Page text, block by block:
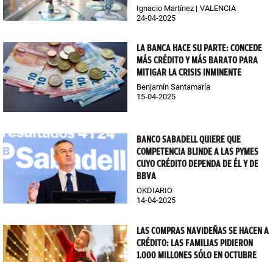
Ignacio Martínez
VALENCIA
24-04-2025
LA BANCA HACE SU PARTE: CONCEDE
MÁS CRÉDITO Y MÁS BARATO PARA
MITIGAR LA CRISIS INMINENTE
Benjamín Santamaría
15-04-2025
BANCO SABADELL QUIERE QUE
COMPETENCIA BLINDE A LAS PYMES
CUYO CRÉDITO DEPENDA DE ÉL Y DE
BBVA
OKDIARIO
14-04-2025
LAS COMPRAS NAVIDEÑAS SE HACEN A
CRÉDITO: LAS FAMILIAS PIDIERON
1.000 MILLONES SÓLO EN OCTUBRE